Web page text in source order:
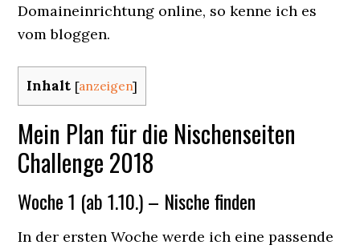
Domaineinrichtung online, so kenne ich es
vom bloggen.
Inhalt [anzeigen]
Mein Plan für die Nischenseiten
Challenge 2018
Woche 1 (ab 1.10.) – Nische finden
In der ersten Woche werde ich eine passende